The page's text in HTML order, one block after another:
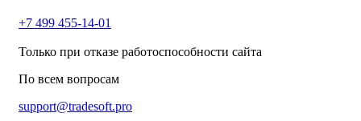
+7 499 455-14-01
Только при отказе работоспособности сайта
По всем вопросам
support@tradesoft.pro